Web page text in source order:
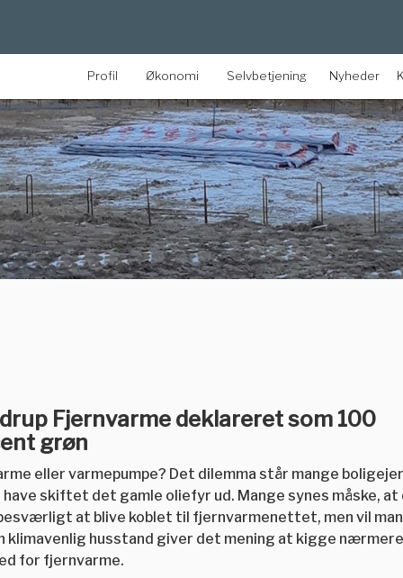
Profil Økonomi Selvbetjening Nyheder
Fjernvarme deklareret som 100
grøn
eller varmepumpe? Det dilemma står mange
have skiftet det gamle oliefyr ud. Mange synes måske,
at blive koblet til fjernvarmenettet, men vil
klimavenlig husstand giver det mening at kigge
for fjernvarme.